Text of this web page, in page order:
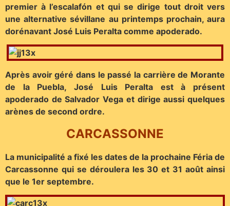
premier à l’escalafón et qui se dirige tout droit vers
une alternative sévillane au printemps prochain, aura
dorénavant José Luis Peralta comme apoderado.
Après avoir géré dans le passé la carrière de Morante
de la Puebla, José Luis Peralta est à présent
apoderado de Salvador Vega et dirige aussi quelques
arènes de second ordre.
CARCASSONNE
La municipalité a fixé les dates de la prochaine Féria de
Carcassonne qui se déroulera les 30 et 31 août ainsi
que le 1er septembre.